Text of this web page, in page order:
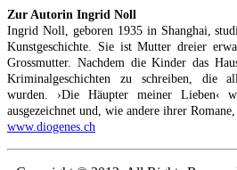
Zur Autorin Ingrid Noll
Ingrid Noll, geboren 1935 in Shanghai,
Kunstgeschichte. Sie ist Mutter dreier
Grossmutter. Nachdem die Kinder das
Kriminalgeschichten zu schreiben, die
wurden. ›Die Häupter meiner Lieben‹
ausgezeichnet und, wie andere ihrer
www.diogenes.ch